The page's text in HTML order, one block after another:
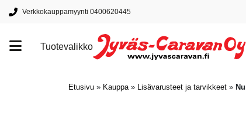
Verkkokauppamyynti 0400620445
Tuotevalikko
Etusivu » Kauppa» Lisävarusteet ja tarvikkeet »